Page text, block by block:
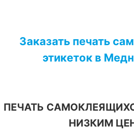
Заказать печать
этикеток в
ПЕЧАТЬ
НИЗКИМ